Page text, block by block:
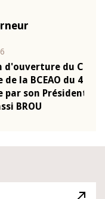
de Politique
2026,
Jean-